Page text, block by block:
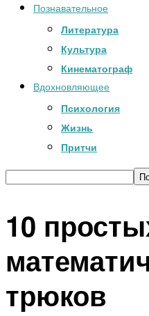
Познавательное
Литература
Культура
Кинематограф
Вдохновляющее
Психология
Жизнь
Притчи
10
трюков